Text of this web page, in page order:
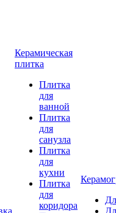
Керамическая
плитка
Плитка
для
ванной
Плитка
для
санузла
Плитка
для
кухни
Плитка
для
коридора